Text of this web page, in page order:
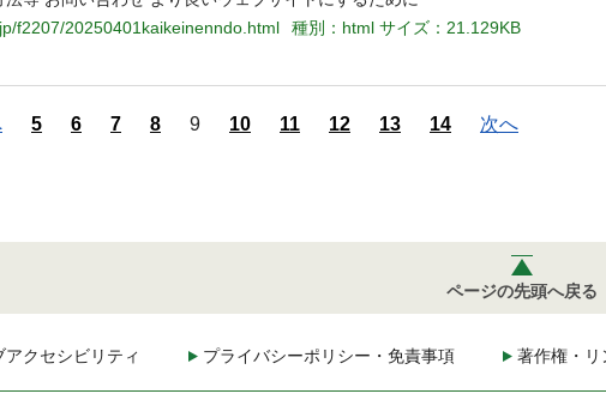
f2207/20250401kaikeinenndo.html
種別：html サイズ：21.129KB
5 6 7 8 9 10 11 12 13 14 次へ
ページの先頭へ戻る
アクセシビリティ プライバシーポリシー・免責事項 著作権・リ